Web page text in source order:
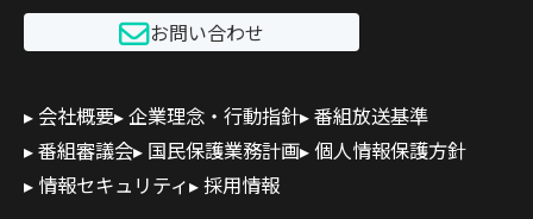
お問い合わせ
会社概要 企業理念・行動指針 番組放送基準
番組審議会 国民保護業務計画 個人情報保護方針
情報セキュリティ
採用情報